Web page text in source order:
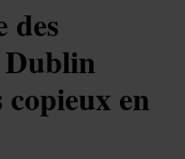
des
en